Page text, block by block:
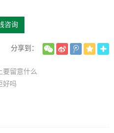
咨询
分享到：
要留意什么
好吗